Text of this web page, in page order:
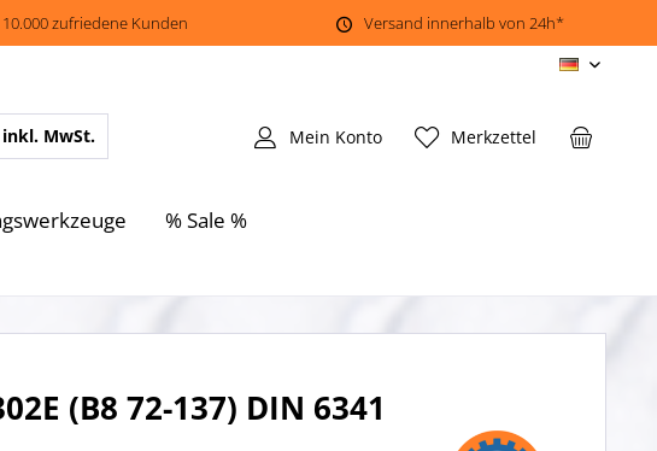
zufriedene Kunden Versand innerhalb von 24h*
DE
Merkzettel
Mein Konto
inkl. MwSt.
% Sale %
(B8 72-137) DIN 6341